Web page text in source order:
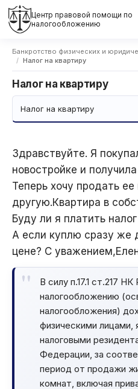
Центр правовой помощи по
налогообложению
Банкротство физических и
Налог на квартиру
Налог на квартиру
Налог на квартиру
Здравствуйте. Я
новостройке и
Теперь хочу продать ее
другую.Квартира в
Буду ли я платить
А если куплю сразу же
цене? С
В силу п.17.1 ст.217
налогообложению
налогообложения)
физическими
налоговыми
Федерации, за
период от продажи
комнат, включая